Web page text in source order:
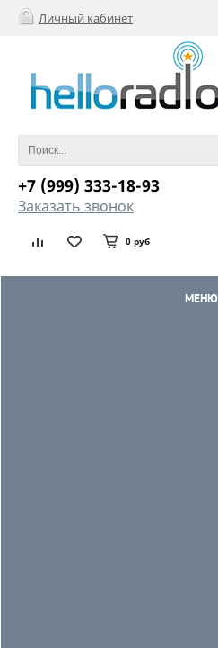
Личный кабинет
+7 (999) 333-18-93
Заказать звонок
0 руб
МЕНЮ